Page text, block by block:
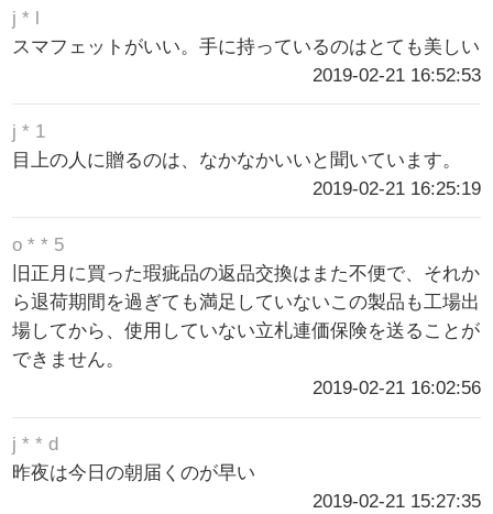
j * l
スマフェットがいい。手に持っているのはとても美しい
2019-02-21 16:52:53
j * 1
目上の人に贈るのは、なかなかいいと聞いています。
2019-02-21 16:25:19
o * * 5
旧正月に買った瑕疵品の返品交換はまた不便で、それか
ら退荷期間を過ぎても満足していないこの製品も工場出
場してから、使用していない立札連価保険を送ることが
できません。
2019-02-21 16:02:56
j * * d
昨夜は今日の朝届くのが早い
2019-02-21 15:27:35